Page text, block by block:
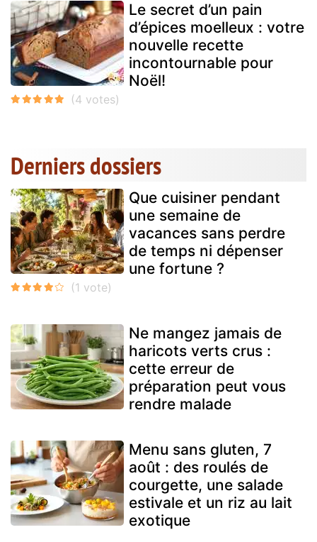
Le secret d’un pain
d’épices moelleux : votre
nouvelle recette
incontournable pour
Noël!
Derniers dossiers
Que cuisiner pendant
une semaine de
vacances sans perdre
de temps ni dépenser
une fortune ?
Ne mangez jamais de
haricots verts crus :
cette erreur de
préparation peut vous
rendre malade
Menu sans gluten, 7
août : des roulés de
courgette, une salade
estivale et un riz au lait
exotique